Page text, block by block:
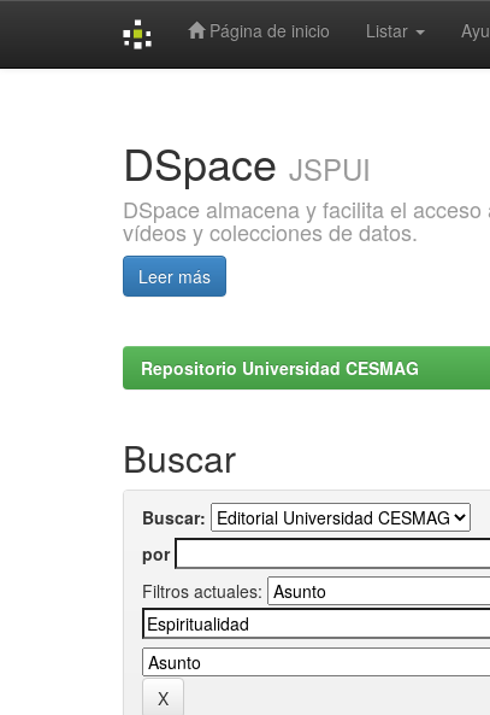
Página de inicio Listar
DSpace JSPUI
DSpace almacena y facilita el
vídeos y colecciones de datos.
Leer más
Repositorio Universidad CESMAG
Buscar
Buscar:
por
Filtros actuales: